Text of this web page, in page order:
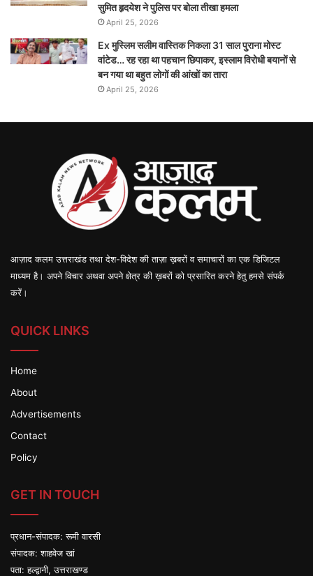
सुमित हृदयेश ने पुलिस पर बोला तीखा हमला
April 25, 2026
Ex मुस्लिम सलीम वास्तिक निकला 31 साल पुराना मोस्ट
वांटेड… रह रहा था पहचान छिपाकर, इस्लाम विरोधी बयानों से
बन गया था बहुत लोगों की आंखों का तारा
April 25, 2026
आज़ाद कलम उत्तराखंड तथा देश-विदेश की ताज़ा ख़बरों व समाचारों का एक डिजिटल
माध्यम है। अपने विचार अथवा अपने क्षेत्र की ख़बरों को प्रसारित करने हेतु हमसे संपर्क
करें।
QUICK LINKS
Home
About
Advertisements
Contact
Policy
GET IN TOUCH
प्रधान-संपादक: रूमी वारसी
संपादक: शाहवेज खां
पता: हल्द्वानी, उत्तराखण्ड